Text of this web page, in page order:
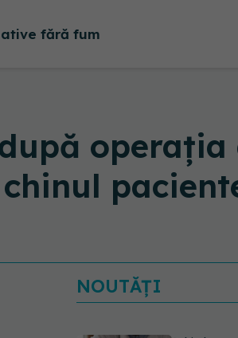
fără fum
operația
NOUTĂȚI